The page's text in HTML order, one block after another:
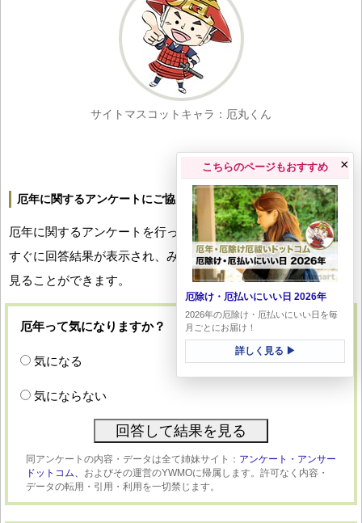
サイトマスコットキャラ：厄丸くん
厄年に関するアンケートにご協力ください
厄年に関するアンケートを行っています。回答していただくと
すぐに回答結果が表示され、みなさんの厄年への関心度合いを
見ることができます。
厄年って気になりますか？
気になる
気にならない
同アンケートの内容・データは全て姉妹サイト： アンケート・アンサー
ドットコム、 およびその運営のYWMOに帰属します。許可なく内容・
データの転用・引用・利用を一切禁じます。
こちらのページもおすすめ
厄除け・厄払いにいい日 2026年
2026年の厄除け・厄払いにいい日を毎
月ごとにお届け！
詳しく見る ▶
×